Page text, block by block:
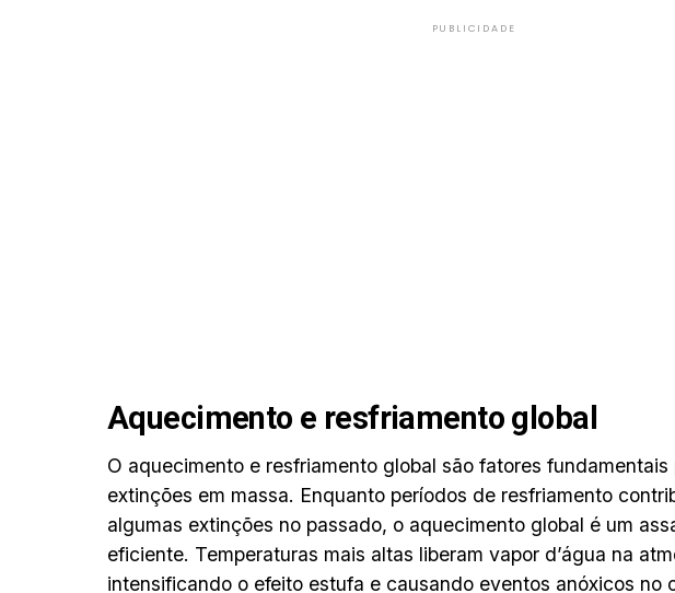
PUBLICIDADE
Aquecimento e resfriamento global
O aquecimento e resfriamento global são fatores fundamentais
extinções em massa. Enquanto períodos de resfriamento
algumas extinções no passado, o aquecimento global é um
eficiente. Temperaturas mais altas liberam vapor d’água na
intensificando o efeito estufa e causando eventos anóxicos no